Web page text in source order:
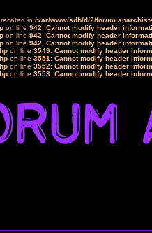
in /var/www/sdb/d/2/
on line 942: Cannot modify header
on line 942: Cannot modify header
on line 942: Cannot modify header
on line 3549: Cannot modify header
on line 3551: Cannot modify header
on line 3552: Cannot modify header
on line 3553: Cannot modify header